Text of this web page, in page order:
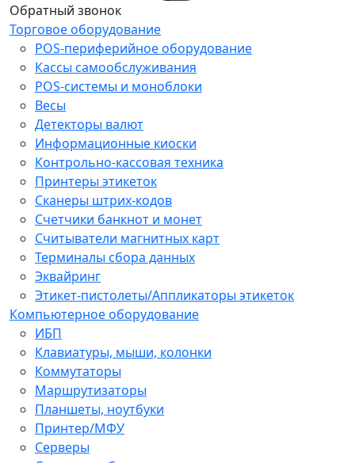
Обратный звонок
Торговое оборудование
POS-периферийное оборудование
Кассы самообслуживания
POS-системы и моноблоки
Весы
Детекторы валют
Информационные киоски
Контрольно-кассовая техника
Принтеры этикеток
Сканеры штрих-кодов
Счетчики банкнот и монет
Считыватели магнитных карт
Терминалы сбора данных
Эквайринг
Этикет-пистолеты/Аппликаторы этикеток
Компьютерное оборудование
ИБП
Клавиатуры, мыши, колонки
Коммутаторы
Маршрутизаторы
Планшеты, ноутбуки
Принтер/МФУ
Серверы